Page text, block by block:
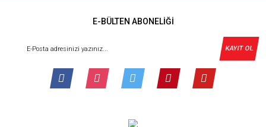
E-BÜLTEN ABONELİĞİ
KAYIT OL